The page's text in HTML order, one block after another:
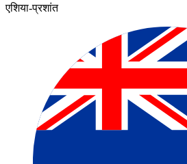
एशिया-प्रशांत​​